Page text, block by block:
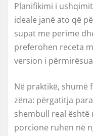
Planifikimi i
ideale janë ato që
supat me perime
preferohen receta
version i
Në praktikë,
zëna: përgatitja
shembull real është
porcione ruhen në